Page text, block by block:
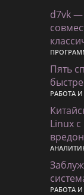
d7vk —
Пять
РАБОТА И
Linux
РАБОТА И